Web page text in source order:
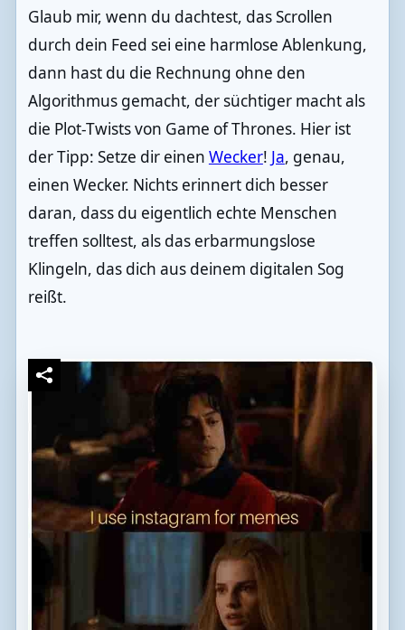
Glaub mir, wenn du dachtest, das Scrollen
durch dein Feed sei eine harmlose Ablenkung,
dann hast du die Rechnung ohne den
Algorithmus gemacht, der süchtiger macht als
die Plot-Twists von Game of Thrones. Hier ist
der Tipp: Setze dir einen Wecker! Ja, genau,
einen Wecker. Nichts erinnert dich besser
daran, dass du eigentlich echte Menschen
treffen solltest, als das erbarmungslose
Klingeln, das dich aus deinem digitalen Sog
reißt.